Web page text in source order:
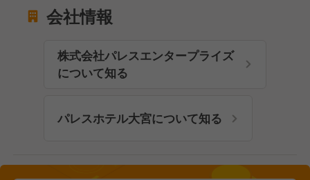
会社情報
株式会社パレスエンタープライズ
について知る
パレスホテル大宮について知る